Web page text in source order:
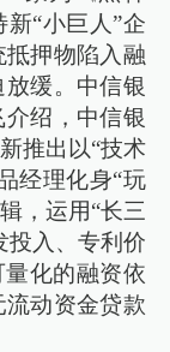
“小巨人”企
押物陷入融
缓。中信银
绍，中信银
推出以“技术
经理化身“玩
，运用“长三
投入、专利价
化的融资依
动资金贷款